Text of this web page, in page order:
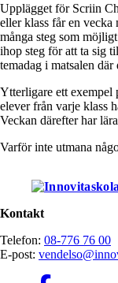
Upplägget för Scriin
eller klass får en vecka
många steg som
ihop steg för att ta sig
temadag i matsalen
Ytterligare ett exempel
elever från varje klass
Veckan därefter har
Varför inte utmana
Kontakt
Telefon: 08-776 76 00
E-post: